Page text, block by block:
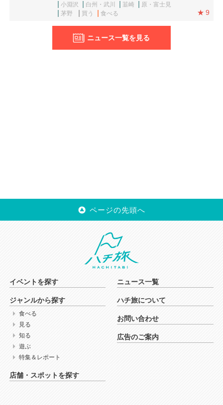
小淵沢
白州・武川 韮崎
原・富士見
茅野
買う 食べる 9
ニュース一覧を見る
ページの先頭へ
イベントを探す
ジャンルから探す
食べる
見る
知る
遊ぶ
特集＆レポート
店舗・スポットを探す
ニュース一覧
ハチ旅について
お問い合わせ
広告のご案内